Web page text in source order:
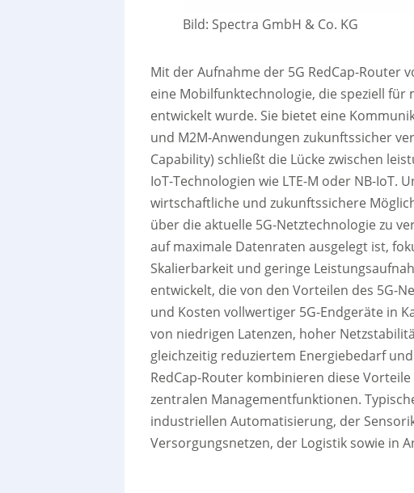
Bild: Spectra GmbH & Co. KG
Mit der Aufnahme der 5G RedCap-Router
eine Mobilfunktechnologie, die speziell für
entwickelt wurde. Sie bietet eine
und M2M-Anwendungen zukunftssicher
Capability) schließt die Lücke zwischen
IoT-Technologien wie LTE-M oder NB-IoT.
wirtschaftliche und zukunftssichere
über die aktuelle 5G-Netztechnologie zu
auf maximale Datenraten ausgelegt ist,
Skalierbarkeit und geringe
entwickelt, die von den Vorteilen des 5G-
und Kosten vollwertiger 5G-Endgeräte in
von niedrigen Latenzen, hoher
gleichzeitig reduziertem Energiebedarf
RedCap-Router kombinieren diese
zentralen Managementfunktionen.
industriellen Automatisierung, der
Versorgungsnetzen, der Logistik sowie in